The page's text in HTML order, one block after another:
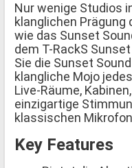
Nur wenige Studios
klanglichen
wie das Sunset
dem T-RackS
Sie die Sunset
klangliche Mojo
Live-Räume,
einzigartige
klassischen
Key Features